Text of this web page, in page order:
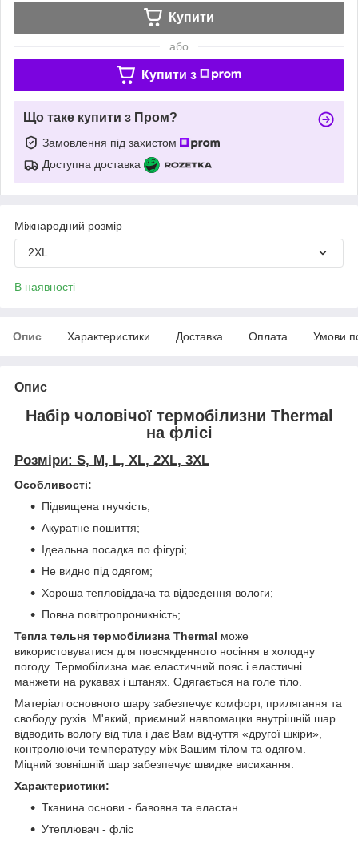
Купити
або
Купити з
Що таке купити з Пром?
Замовлення під захистом
Доступна доставка
Міжнародний розмір
2XL
В наявності
Опис Характеристики Доставка Оплата Умови
Опис
Набір чоловічої термобілизни Thermal
на флісі
Розміри: S, M, L, XL, 2XL, 3XL
Особливості:
Підвищена гнучкість;
Акуратне пошиття;
Ідеальна посадка по фігурі;
Не видно під одягом;
Хороша тепловіддача та відведення вологи;
Повна повітропроникність;
Тепла тельня термобілизна Thermal може
використовуватися для повсякденного носіння в холодну
погоду. Термобілизна має еластичний пояс і еластичні
манжети на рукавах і штанях. Одягається на голе тіло.
Матеріал основного шару забезпечує комфорт, прилягання та
свободу рухів. М'який, приємний навпомацки внутрішній шар
відводить вологу від тіла і дає Вам відчуття «другої шкіри»,
контролюючи температуру між Вашим тілом та одягом.
Міцний зовнішній шар забезпечує швидке висихання.
Характеристики:
Тканина основи - бавовна та еластан
Утеплювач - фліс